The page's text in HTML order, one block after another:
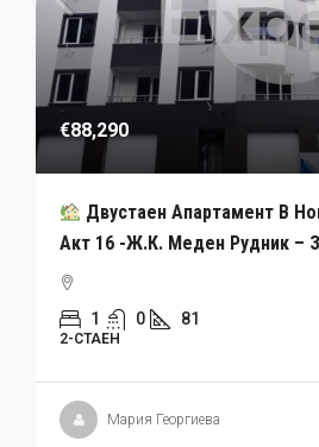
€88,290
Двустаен Апартамент В
Акт 16 -ж.к. Меден Рудник –
1 0 81
2-СТАЕН
Мария Георгиева